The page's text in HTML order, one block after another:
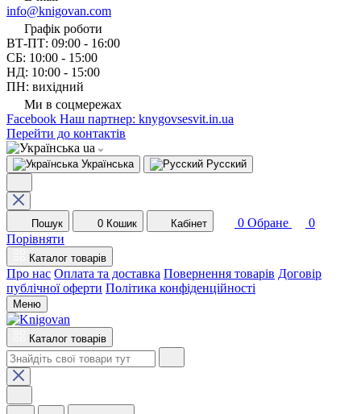
info@knigovan.com
Графік роботи
ВТ-ПТ: 09:00 - 16:00
СБ: 10:00 - 15:00
НД: 10:00 - 15:00
ПН: вихідний
Ми в соцмережах
Facebook Наш партнер: knygovsesvit.in.ua
Перейти до контактів
ua
Українська Русский
Пошук 0 Кошик Кабінет 0 Обране
0
Порівняти
Каталог товарів
Про нас Оплата та доставка Повернення товарів Договір
публічної оферти Політика конфіденційності
Меню
Каталог товарів